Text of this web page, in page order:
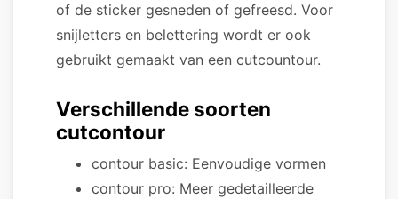
of de sticker gesneden of gefreesd. Voor
snijletters en belettering wordt er ook
gebruikt gemaakt van een cutcountour.
Verschillende soorten
cutcontour
contour basic: Eenvoudige vormen
contour pro: Meer gedetailleerde